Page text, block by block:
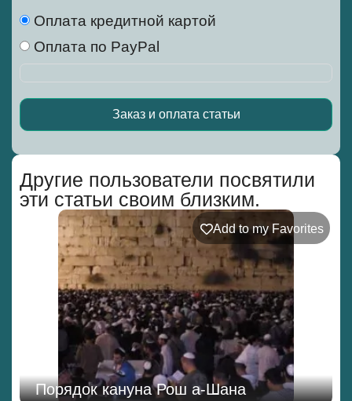
Другие пользователи посвятили
эти статьи своим близким.
Add to my Favorites
Порядок кануна Рош а-Шана
Оплата кредитной картой
Оплата по PayPal
Заказ и оплата статьи
Alternative: